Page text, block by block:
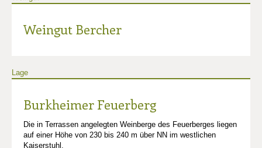
Weingut Bercher
Lage
Burkheimer Feuerberg
Die in Terrassen angelegten Weinberge des Feuerberges liegen
auf einer Höhe von 230 bis 240 m über NN im westlichen
Kaiserstuhl.